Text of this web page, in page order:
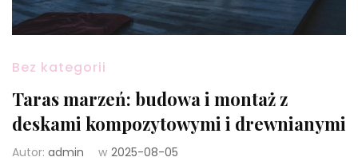
Bez kategorii
Taras marzeń: budowa i montaż z
deskami kompozytowymi i drewnianymi
Autor: admin w 2025-08-05